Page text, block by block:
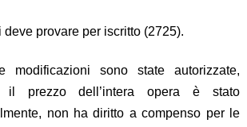
deve provare per iscritto (2725).
modificazioni sono state autorizzate,
il prezzo dell’intera opera è stato
non ha diritto a compenso per le